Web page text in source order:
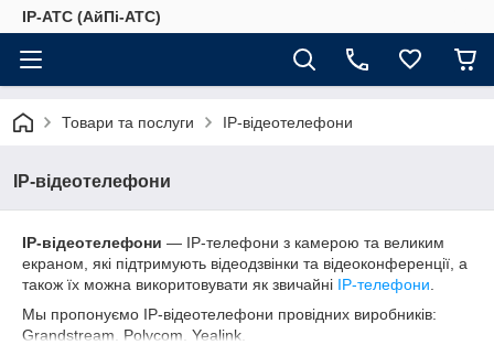
IP-АТС (АйПі-АТС)
Товари та послуги IP-відеотелефони
IP-відеотелефони
IP-відеотелефони ― IP-телефони з камерою та великим
екраном, які підтримують відеодзвінки та відеоконференції, а
також їх можна викоритовувати як звичайні IP-телефони
Мы пропонуємо IP-відеотелефони провідних виробників:
Grandstream, Polycom, Yealink.